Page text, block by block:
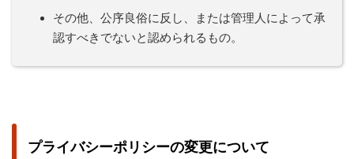
その他、公序良俗に反し、または管理人によって承
認すべきでないと認められるもの。
プライバシーポリシーの変更について